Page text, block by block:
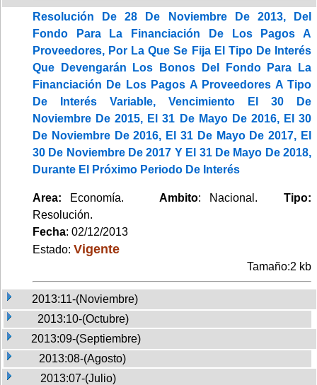
Resolución De 28 De Noviembre De 2013, Del
Fondo Para La Financiación De Los Pagos A
Proveedores, Por La Que Se Fija El Tipo De Interés
Que Devengarán Los Bonos Del Fondo Para La
Financiación De Los Pagos A Proveedores A Tipo
De Interés Variable, Vencimiento El 30 De
Noviembre De 2015, El 31 De Mayo De 2016, El 30
De Noviembre De 2016, El 31 De Mayo De 2017, El
30 De Noviembre De 2017 Y El 31 De Mayo De 2018,
Durante El Próximo Periodo De Interés
Area: Economía. Ambito: Nacional.Tipo:
Resolución.
Fecha: 02/12/2013
Estado: Vigente
Tamaño:2 kb
2013:11-(Noviembre)
2013:10-(Octubre)
2013:09-(Septiembre)
2013:08-(Agosto)
2013:07-(Julio)